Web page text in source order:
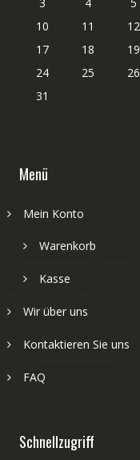
10
11 12
17
18 19
24
25 26
31
Menü
Mein Konto
Warenkorb
Kasse
Wir über uns
Kontaktieren Sie uns
FAQ
Schnellzugriff